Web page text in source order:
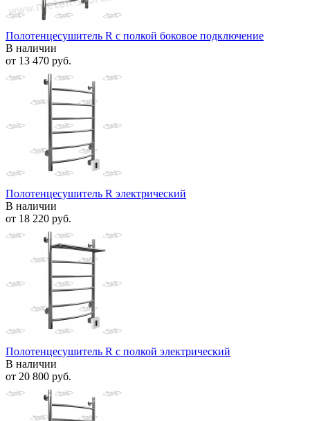
Полотенцесушитель R с полкой боковое подключение
В наличии
от 13 470 руб.
Полотенцесушитель R электрический
В наличии
от 18 220 руб.
Полотенцесушитель R с полкой электрический
В наличии
от 20 800 руб.